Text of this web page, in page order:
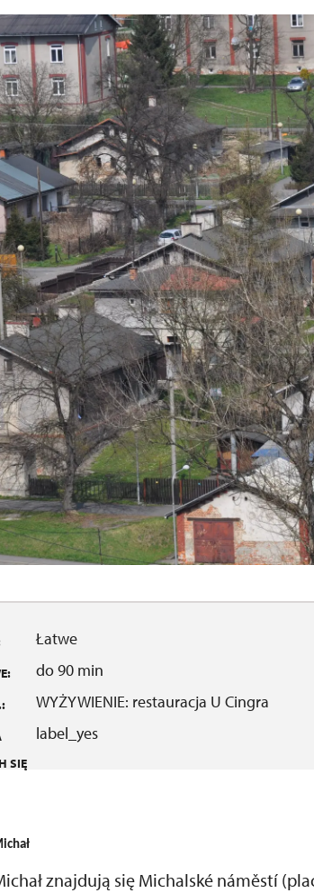
Łatwe
do 90 min
WYŻYWIENIE: restauracja U Cingra
SIĘ
label_yes
znajdują się Michalské náměstí